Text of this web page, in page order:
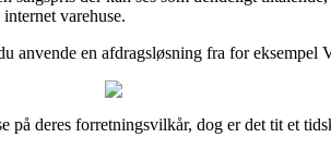
varehuse.
en afdragsløsning fra for
på deres forretningsvilkår, dog er det tit et